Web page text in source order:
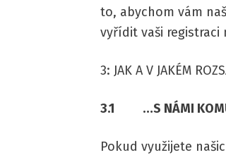
to, abychom vám
vyřídit vaši
3: JAK A V JAKÉM
3.1 …S NÁMI
Pokud využijete